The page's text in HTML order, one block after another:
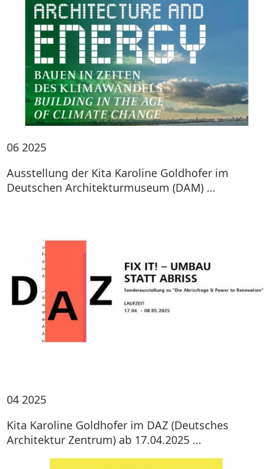
06 2025
Ausstellung der Kita Karoline Goldhofer im
Deutschen Architekturmuseum (DAM) …
04 2025
Kita Karoline Goldhofer im DAZ (Deutsches
Architektur Zentrum) ab 17.04.2025 …